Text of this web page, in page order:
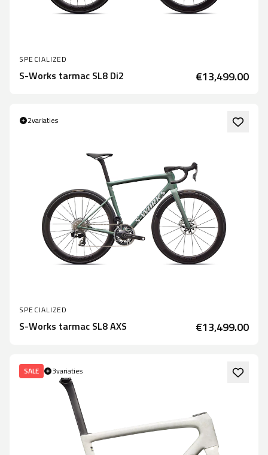
SPECIALIZED
S-Works tarmac SL8 Di2 €13,499.00
2variaties
SPECIALIZED
S-Works tarmac SL8 AXS €13,499.00
SALE 3variaties